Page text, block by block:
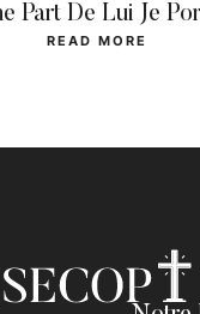
Part De Lui Je
READ MORE